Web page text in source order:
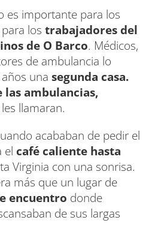
es importante para los
los trabajadores del
de O Barco. Médicos,
de ambulancia lo
una segunda casa.
las ambulancias,
llamaran.
acababan de pedir el
el café caliente hasta
Virginia con una sonrisa.
más que un lugar de
encuentro donde
de sus largas